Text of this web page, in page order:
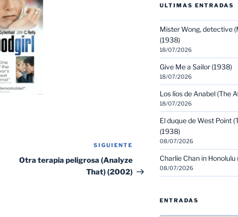
Siguiente
entrada
SIGUIENTE
Otra terapia peligrosa (Analyze
That) (2002)
ULTIMAS ENTRADAS
Mister Wong, detective
(1938)
18/07/2026
Give Me a Sailor (1938)
18/07/2026
Los líos de Anabel (The
18/07/2026
El duque de West Point
(1938)
08/07/2026
Charlie Chan in Honolulu
08/07/2026
ENTRADAS